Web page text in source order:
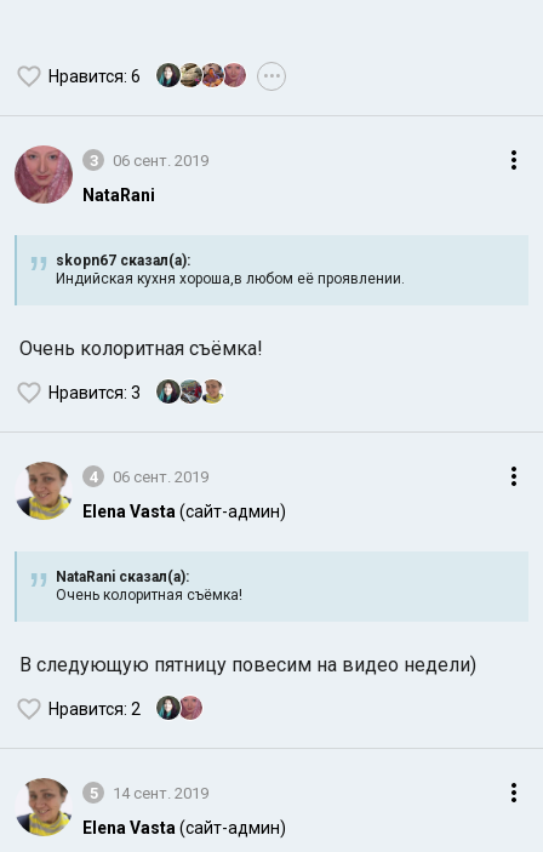
Нравится: 6 •••
3 06 сент. 2019
NataRani
skopn67 сказал(а):
Индийская кухня хороша,в любом её проявлении.
Очень колоритная съёмка!
Нравится: 3
4 06 сент. 2019
Elena Vasta (сайт-админ)
NataRani сказал(а):
Очень колоритная съёмка!
В следующую пятницу повесим на видео недели)
Нравится: 2
5 14 сент. 2019
Elena Vasta (сайт-админ)